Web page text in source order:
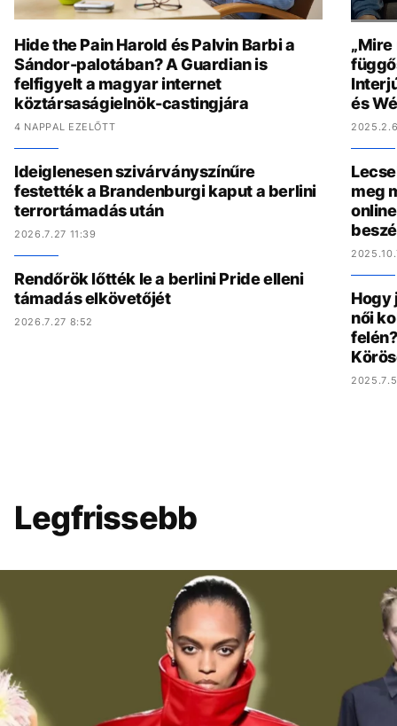
Hide the Pain Harold és Palvin Barbi a
Sándor-palotában? A Guardian is
felfigyelt a magyar internet
köztársaságielnök-castingjára
4 NAPPAL EZELŐTT
Ideiglenesen szivárványszínűre
festették a Brandenburgi kaput a berlini
terrortámadás után
2026.7.27 11:39
Rendőrök lőtték le a berlini Pride elleni
támadás elkövetőjét
2026.7.27 8:52
és
meg
Hogy
női
Legfrissebb